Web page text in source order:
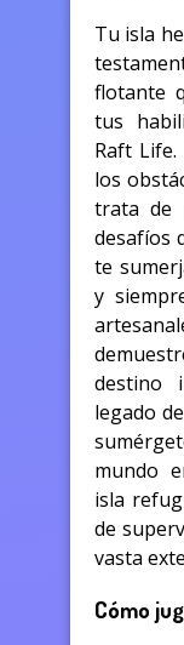
Tu isla
flotante
tus
Raft
los
trata de
desafíos
te
y
destino
legado
mundo
isla
de
vasta
Cómo